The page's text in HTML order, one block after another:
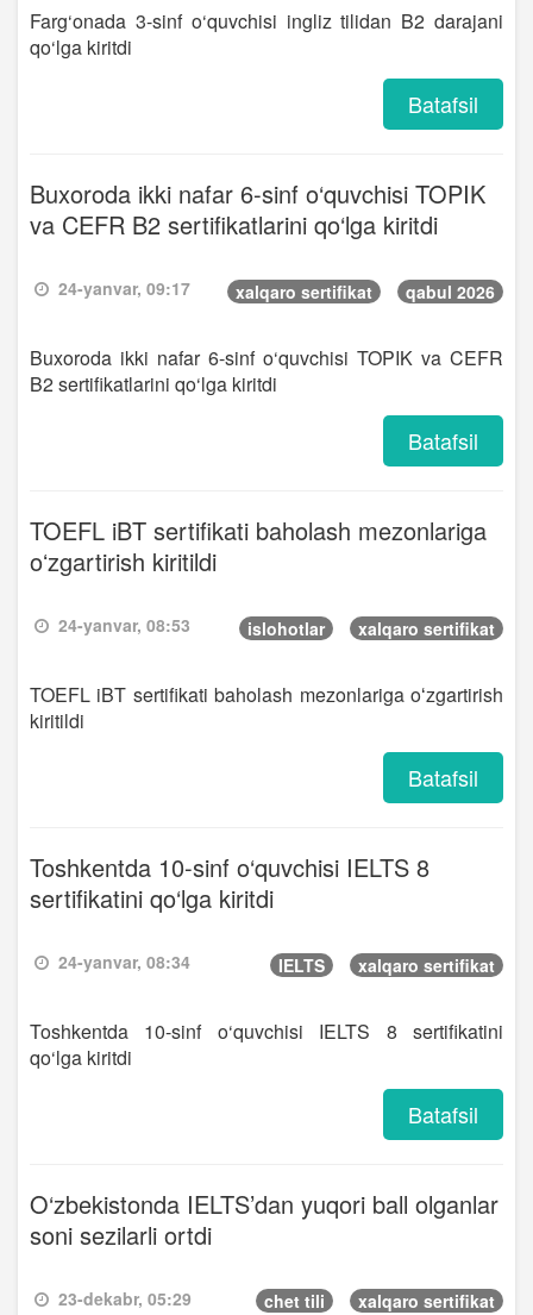
Farg‘onada 3-sinf o‘quvchisi ingliz tilidan B2 darajani
qo‘lga kiritdi
Batafsil
Buxoroda ikki nafar 6-sinf o‘quvchisi TOPIK
va CEFR B2 sertifikatlarini qo‘lga kiritdi
24-yanvar, 09:17 xalqaro sertifikat qabul 2026
Buxoroda ikki nafar 6-sinf o‘quvchisi TOPIK va CEFR
B2 sertifikatlarini qo‘lga kiritdi
Batafsil
TOEFL iBT sertifikati baholash mezonlariga
oʻzgartirish kiritildi
24-yanvar, 08:53 islohotlar xalqaro sertifikat
TOEFL iBT sertifikati baholash mezonlariga oʻzgartirish
kiritildi
Batafsil
Toshkentda 10-sinf o‘quvchisi IELTS 8
sertifikatini qo‘lga kiritdi
24-yanvar, 08:34 IELTS xalqaro sertifikat
Toshkentda 10-sinf o‘quvchisi IELTS 8 sertifikatini
qo‘lga kiritdi
Batafsil
O‘zbekistonda IELTS’dan yuqori ball olganlar
soni sezilarli ortdi
23-dekabr, 05:29 chet tili xalqaro sertifikat